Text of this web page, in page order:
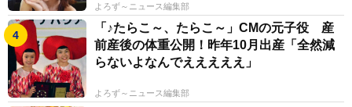
よろず～ニュース編集部
「♪たらこ～、たらこ～」CMの元子役 産
前産後の体重公開！昨年10月出産「全然減
らないよなんでえええええ」
よろず～ニュース編集部